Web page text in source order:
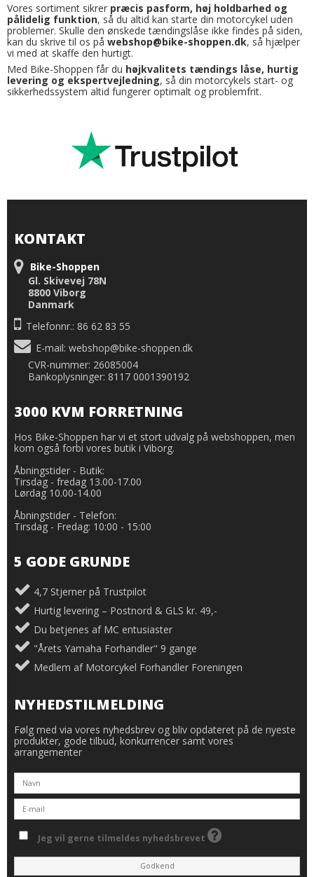
Vores sortiment sikrer præcis pasform, høj holdbarhed og
pålidelig funktion, så du altid kan starte din motorcykel uden
problemer. Skulle den ønskede tændingslåse ikke findes på siden,
kan du skrive til os på webshop@bike-shoppen.dk, så hjælper
vi med at skaffe den hurtigt.
Med Bike-Shoppen får du højkvalitets tændings låse, hurtig
levering og ekspertvejledning, så din motorcykels start- og
sikkerhedssystem altid fungerer optimalt og problemfrit.
KONTAKT
Bike-Shoppen
Gl. Skivevej 78N
8800 Viborg
Danmark
Telefonnr.: 86 62 83 55
E-mail: webshop@bike-shoppen.dk
CVR-nummer: 26085004
Bankoplysninger: 8117 0001390192
3000 KVM FORRETNING
Hos Bike-Shoppen har vi et stort udvalg på webshoppen, men
kom også forbi vores butik i Viborg.
Åbningstider - Butik:
Tirsdag - fredag 13.00-17.00
Lørdag 10.00-14.00
Åbningstider - Telefon:
Tirsdag - Fredag: 10:00 - 15:00
5 GODE GRUNDE
4,7 Stjerner på Trustpilot
Hurtig levering – Postnord & GLS kr. 49,-
Du betjenes af MC entusiaster
"Årets Yamaha Forhandler" 9 gange
Medlem af Motorcykel Forhandler Foreningen
NYHEDSTILMELDING
Følg med via vores nyhedsbrev og bliv opdateret på de nyeste
produkter, gode tilbud, konkurrencer samt vores
arrangementer
Jeg vil gerne tilmeldes nyhedsbrevet
Godkend